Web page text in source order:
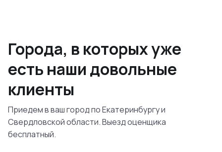
Города, в которых уже
есть наши довольные
клиенты
Приедем в ваш город по Екатеринбургу и
Свердловской области. Выезд оценщика
бесплатный.